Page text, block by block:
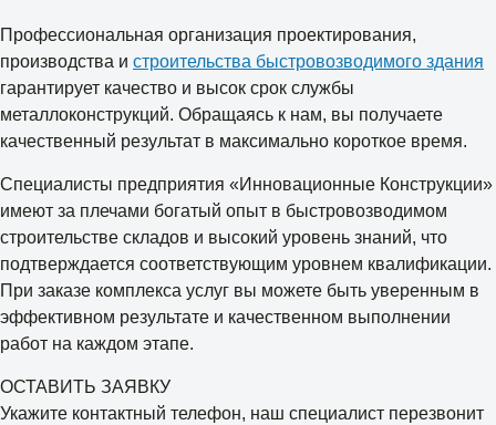
Профессиональная организация проектирования,
производства и строительства быстровозводимого здания
гарантирует качество и высок срок службы
металлоконструкций. Обращаясь к нам, вы получаете
качественный результат в максимально короткое время.
Специалисты предприятия «Инновационные Конструкции»
имеют за плечами богатый опыт в быстровозводимом
строительстве складов и высокий уровень знаний, что
подтверждается соответствующим уровнем квалификации.
При заказе комплекса услуг вы можете быть уверенным в
эффективном результате и качественном выполнении
работ на каждом этапе.
ОСТАВИТЬ ЗАЯВКУ
Укажите контактный телефон, наш специалист перезвонит